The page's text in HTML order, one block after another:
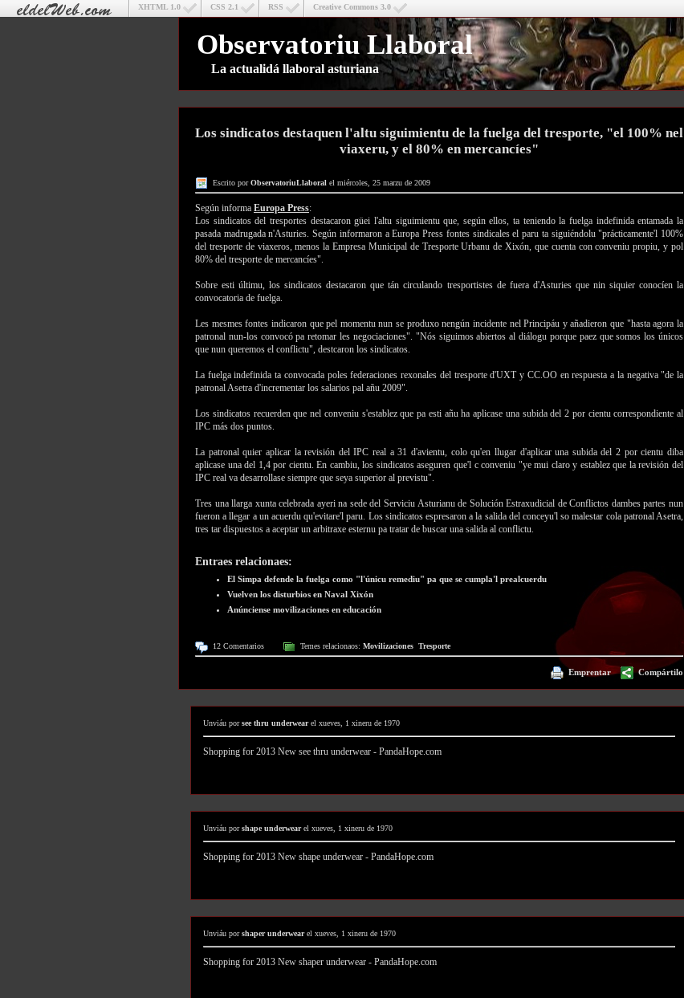
Creative Commons 3.0
RSS
CSS 2.1
XHTML 1.0
Observatoriu Llaboral
La actualidá llaboral asturiana
Los sindicatos destaquen l'altu siguimientu de la fuelga del tresporte, "el 100% nel
viaxeru, y el 80% en mercancíes"
Escrito porObservatoriuLlaboral el miércoles, 25 marzu de 2009
Según informa Europa Press:
Los sindicatos del tresportes destacaron güei l'altu siguimientu que, según ellos, ta teniendo la fuelga indefinida entamada la
pasada madrugada n'Asturies. Según informaron a Europa Press fontes sindicales el paru ta siguiéndolu "prácticamente'l 100%
del tresporte de viaxeros, menos la Empresa Municipal de Tresporte Urbanu de Xixón, que cuenta con conveniu propiu, y pol
80% del tresporte de mercancíes".
Sobre esti últimu, los sindicatos destacaron que tán circulando tresportistes de fuera d'Asturies que nin siquier conocíen la
convocatoria de fuelga.
Les mesmes fontes indicaron que pel momentu nun se produxo nengún incidente nel Principáu y añadieron que "hasta agora la
patronal nun-los convocó pa retomar les negociaciones". "Nós siguimos abiertos al diálogu porque paez que somos los únicos
que nun queremos el conflictu", destcaron los sindicatos.
La fuelga indefinida ta convocada poles federaciones rexonales del tresporte d'UXT y CC.OO en respuesta a la negativa "de la
patronal Asetra d'incrementar los salarios pal añu 2009".
Los sindicatos recuerden que nel conveniu s'establez que pa esti añu ha aplicase una subida del 2 por cientu correspondiente al
IPC más dos puntos.
La patronal quier aplicar la revisión del IPC real a 31 d'avientu, colo qu'en llugar d'aplicar una subida del 2 por cientu diba
aplicase una del 1,4 por cientu. En cambiu, los sindicatos aseguren que'l c conveniu "ye mui claro y establez que la revisión del
IPC real va desarrollase siempre que seya superior al previstu".
Tres una llarga xunta celebrada ayeri na sede del Serviciu Asturianu de Solución Estraxudicial de Conflictos dambes partes nun
fueron a llegar a un acuerdu qu'evitare'l paru. Los sindicatos espresaron a la salida del conceyu'l so malestar cola patronal Asetra,
tres tar dispuestos a aceptar un arbitraxe esternu pa tratar de buscar una salida al conflictu.
Entraes relacionaes:
El Simpa defende la fuelga como "l'únicu remediu" pa que se cumpla'l prealcuerdu
Vuelven los disturbios en Naval Xixón
Anúnciense movilizaciones en educación
12 Comentarios Temes relacionaos: Movilizaciones Tresporte
Emprentar Compártilo
Unviáu porsee thru underwear el xueves, 1 xineru de 1970
Shopping for 2013 New see thru underwear - PandaHope.com
Unviáu porshape underwear el xueves, 1 xineru de 1970
Shopping for 2013 New shape underwear - PandaHope.com
Unviáu porshaper underwear el xueves, 1 xineru de 1970
Shopping for 2013 New shaper underwear - PandaHope.com